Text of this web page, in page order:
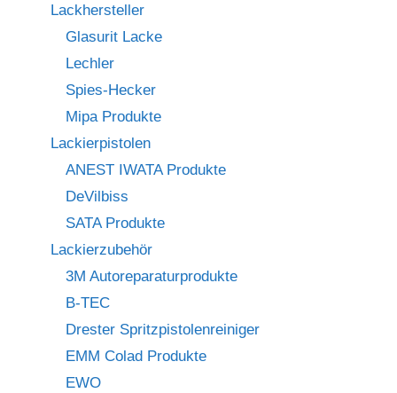
Lackhersteller
Glasurit Lacke
Lechler
Spies-Hecker
Mipa Produkte
Lackierpistolen
ANEST IWATA Produkte
DeVilbiss
SATA Produkte
Lackierzubehör
3M Autoreparaturprodukte
B-TEC
Drester Spritzpistolenreiniger
EMM Colad Produkte
EWO